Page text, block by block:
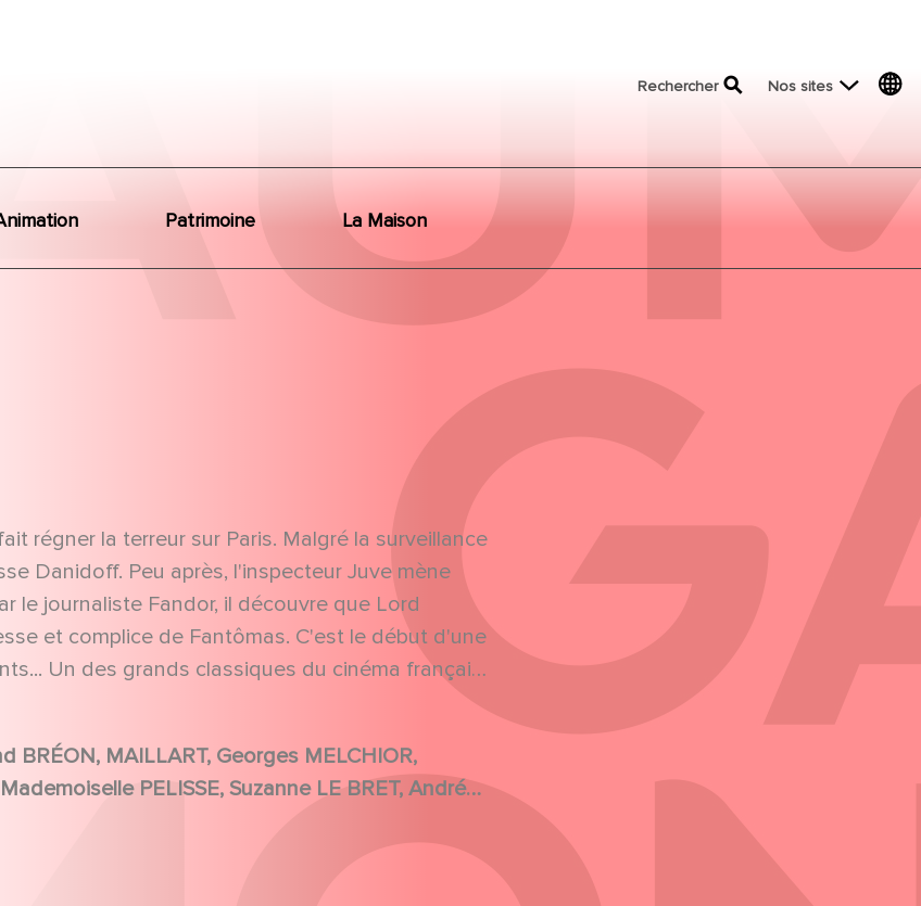
top menu
Rechercher Nos sites
Patrimoine La Maison
régner la terreur sur Paris. Malgré la surveillance
Danidoff. Peu après, l'inspecteur Juve mène
le journaliste Fandor, il découvre que Lord
et complice de Fantômas. C'est le début d'une
Un des grands classiques du cinéma français